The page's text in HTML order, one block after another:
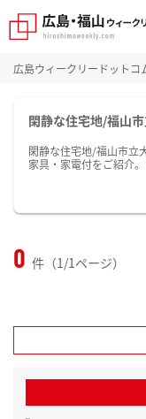
広島ウィークリードットコ
閑静な住宅地/福山
閑静な住宅地/福山市立
家具・家電付をご紹介
0 件（1/1ページ）